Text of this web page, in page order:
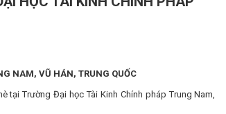
NAM, VŨ HÁN, TRUNG QUỐC
tại Trường Đại học Tài Kinh Chính pháp Trung Nam,